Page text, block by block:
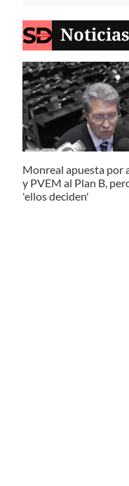
Monreal apuesta por
y PVEM al Plan B,
'ellos deciden'